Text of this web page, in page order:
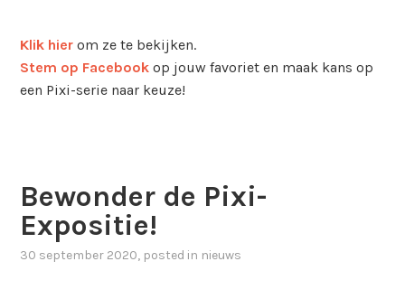
Klik hierom ze te bekijken.
Stem op Facebookop jouw favoriet en maak kans op
een Pixi-serie naar keuze!
Bewonder de Pixi-
Expositie!
30 september 2020, posted in nieuws